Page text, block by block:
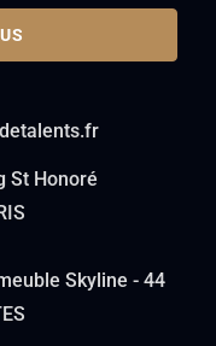
St Honoré
Skyline - 44